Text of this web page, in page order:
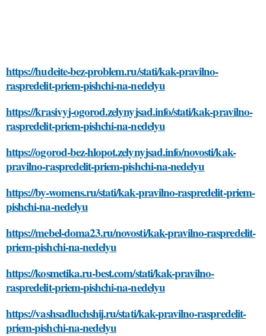
https://hudeite-bez-problem.ru/stati/kak-pravilno-
raspredelit-priem-pishchi-na-nedelyu
https://krasivyj-ogorod.zelynyjsad.info/stati/kak-pravilno-
raspredelit-priem-pishchi-na-nedelyu
https://ogorod-bez-hlopot.zelynyjsad.info/novosti/kak-
pravilno-raspredelit-priem-pishchi-na-nedelyu
https://by-womens.ru/stati/kak-pravilno-raspredelit-priem-
pishchi-na-nedelyu
https://mebel-doma23.ru/novosti/kak-pravilno-raspredelit-
priem-pishchi-na-nedelyu
https://kosmetika.ru-best.com/stati/kak-pravilno-
raspredelit-priem-pishchi-na-nedelyu
https://vashsadluchshij.ru/stati/kak-pravilno-raspredelit-
priem-pishchi-na-nedelyu